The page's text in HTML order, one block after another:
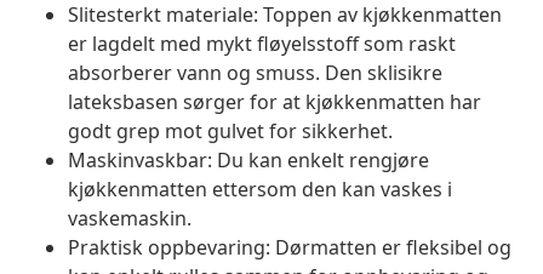
Slitesterkt materiale: Toppen av kjøkkenmatten
er lagdelt med mykt fløyelsstoff som raskt
absorberer vann og smuss. Den sklisikre
lateksbasen sørger for at kjøkkenmatten har
godt grep mot gulvet for sikkerhet.
Maskinvaskbar: Du kan enkelt rengjøre
kjøkkenmatten ettersom den kan vaskes i
vaskemaskin.
Praktisk oppbevaring: Dørmatten er fleksibel og